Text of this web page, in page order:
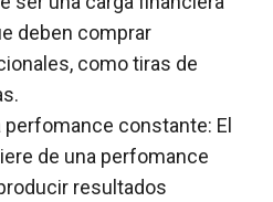
deben comprar
como tiras de
perfomance constante: El
de una perfomance
resultados